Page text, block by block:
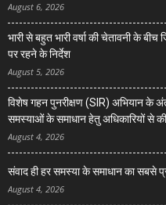
August 6, 2026
भारी से बहुत भारी वर्षा की चेतावनी के
पर रहने के निर्देश
August 5, 2026
विशेष गहन पुनरीक्षण (SIR) अभियान के
समस्याओं के समाधान हेतु अधिकारियों से की
August 4, 2026
संवाद ही हर समस्या के समाधान का सबसे
August 4, 2026